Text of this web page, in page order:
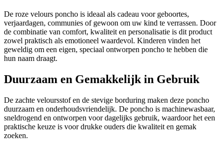
De roze velours poncho is ideaal als cadeau voor geboortes,
verjaardagen, communies of gewoon om uw kind te verrassen. Door
de combinatie van comfort, kwaliteit en personalisatie is dit product
zowel praktisch als emotioneel waardevol. Kinderen vinden het
geweldig om een eigen, speciaal ontworpen poncho te hebben die
hun naam draagt.
Duurzaam en Gemakkelijk in Gebruik
De zachte veloursstof en de stevige borduring maken deze poncho
duurzaam en onderhoudsvriendelijk. De poncho is machinewasbaar,
sneldrogend en ontworpen voor dagelijks gebruik, waardoor het een
praktische keuze is voor drukke ouders die kwaliteit en gemak
zoeken.